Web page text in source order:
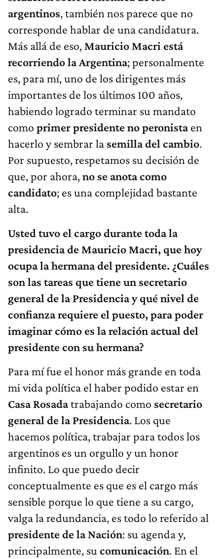
argentinos, también nos parece que no
corresponde hablar de una candidatura.
Más allá de eso, Mauricio Macri está
recorriendo la Argentina; personalmente
es, para mí, uno de los dirigentes más
importantes de los últimos 100 años,
habiendo logrado terminar su mandato
como primer presidente no peronistaen
hacerlo y sembrar la semilla del cambio.
Por supuesto, respetamos su decisión de
que, por ahora,no se anota como
candidato; es una complejidad bastante
alta.
Usted tuvo el cargo durante toda la
presidencia de Mauricio Macri, que hoy
ocupa la hermana del presidente. ¿Cuáles
son las tareas que tiene un secretario
general de la Presidencia y qué nivel de
confianza requiere el puesto, para poder
imaginar cómo es la relación actual del
presidente con su hermana?
Para mí fue el honor más grande en toda
mi vida política el haber podido estar en
Casa Rosadatrabajando como secretario
general de la Presidencia. Los que
hacemos política, trabajar para todos los
argentinos es un orgullo y un honor
infinito. Lo que puedo decir
conceptualmente es que es el cargo más
sensible porque lo que tiene a su cargo,
valga la redundancia, es todo lo referido al
presidente de la Nación: su agenda y,
principalmente, su comunicación. En el